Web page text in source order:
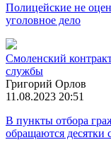
Полицейские не
уголовное дело
Смоленский
службы
Григорий Орлов
11.08.2023 20:51
В пункты отбора
обращаются десятки